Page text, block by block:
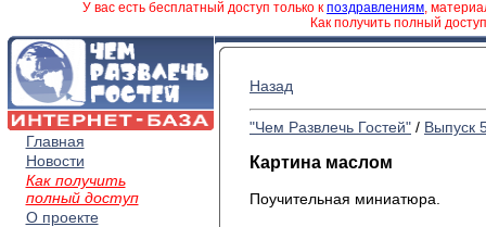
У вас есть бесплатный доступ только к поздравлениям,
Как получить полный
Главная
Новости
Как получить
полный доступ
О проекте
Назад
"Чем Развлечь Гостей" / Выпуск
Картина маслом
Поучительная миниатюра.